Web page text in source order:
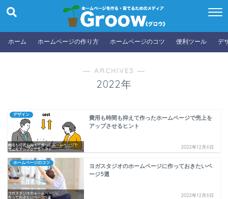
ホーム ホームページの作り方 ホームページのコツ 便利ツール デ
― ARCHIVES ―
2022年
デザイン
費用も時間も抑えて作ったホームページで売上を
アップさせるヒント
2022年12月6日
ホームページのコツ
ヨガスタジオのホームページに作っておきたいペ
ージ5選
2022年12月6日